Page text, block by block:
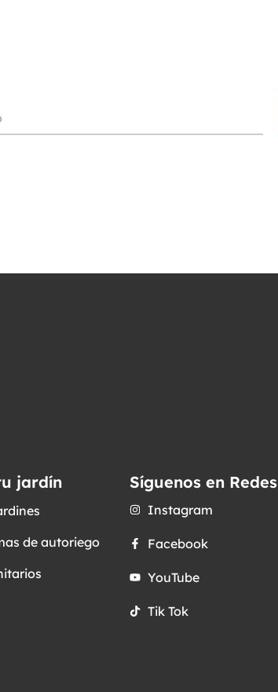
jardín
de autoriego
Síguenos en Redes
Instagram
Facebook
YouTube
Tik Tok